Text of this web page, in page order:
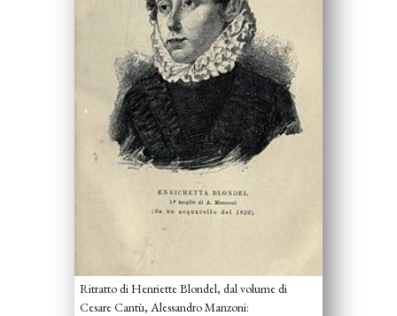
Ritratto di Henriette Blondel, dal volume di
Cesare Cantù, Alessandro Manzoni: